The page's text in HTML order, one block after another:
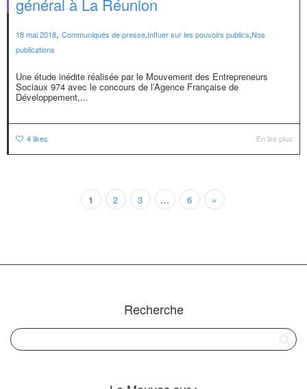
général à La Réunion
18 mai 2018, Communiqués de presse,Influer sur les pouvoirs publics,Nos
publications
Une étude inédite réalisée par le Mouvement des Entrepreneurs
Sociaux 974 avec le concours de l’Agence Française de
Développement,...
4likes En lire plus
1 2 3 … 6 »
Recherche